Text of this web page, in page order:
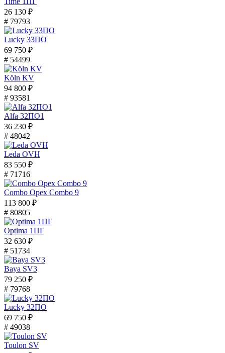
26 130 ₽
# 79793
Lucky 33ПО
69 750 ₽
# 54499
Köln KV
94 800 ₽
# 93581
Alfa 32ПО1
36 230 ₽
# 48042
Leda OVH
83 550 ₽
# 71716
Combo Орех Combo 9
113 800 ₽
# 80805
Optima 1ПГ
32 630 ₽
# 51734
Baya SV3
79 250 ₽
# 79768
Lucky 32ПО
69 750 ₽
# 49038
Toulon SV